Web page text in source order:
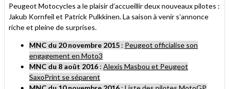
Peugeot Motocycles a le plaisir d’accueillir deux nouveaux pilotes :
Jakub Kornfeil et Patrick Pulkkinen. La saison à venir s’annonce
riche et pleine de surprises.
MNC du 20 novembre 2015 : Peugeot officialise son
engagement en Moto3
MNC du 8 août 2016 : Alexis Masbou et Peugeot
SaxoPrint se séparent